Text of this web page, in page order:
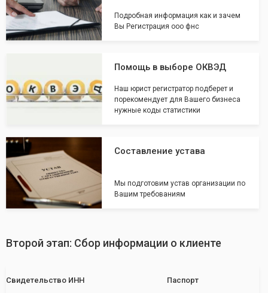
Подробная информация как и зачем
Вы Регистрация ооо фнс
Помощь в выборе ОКВЭД
Наш юрист регистратор подберет и
порекомендует для Вашего бизнеса
нужные коды статистики
Составление устава
Мы подготовим устав организации по
Вашим требованиям
Второй этап: Сбор информации о клиенте
Свидетельство ИНН Паспорт